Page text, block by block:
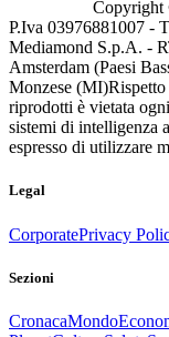
Copyright
P.Iva 03976881007 -
Mediamond S.p.A. -
Amsterdam (Paesi
Monzese (MI)Rispetto
riprodotti è vietata
sistemi di intelligenza
espresso di utilizzare
Legal
CorporatePrivacy
Sezioni
CronacaMondo